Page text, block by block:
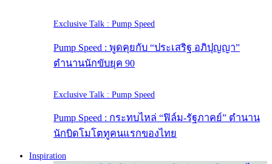
Exclusive Talk : Pump Speed
Pump Speed : พูดคุยกับ “ประเสริฐ อภิปุญญา”
ตำนานนักขับยุค 90
Exclusive Talk : Pump Speed
Pump Speed : กระทบไหล่ “ฟิล์ม-รัฐภาคย์” ตำนาน
นักบิดโมโตทูคนแรกของไทย
Inspiration